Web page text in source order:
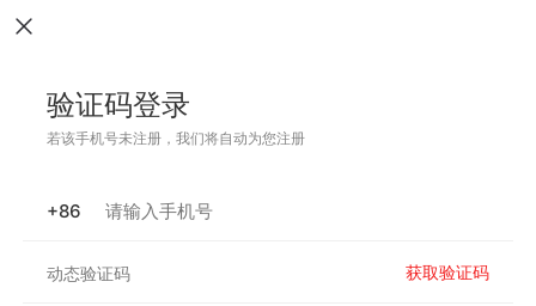
验证码登录
若该手机号未注册，我们将自动为您注册
+86
获取验证码